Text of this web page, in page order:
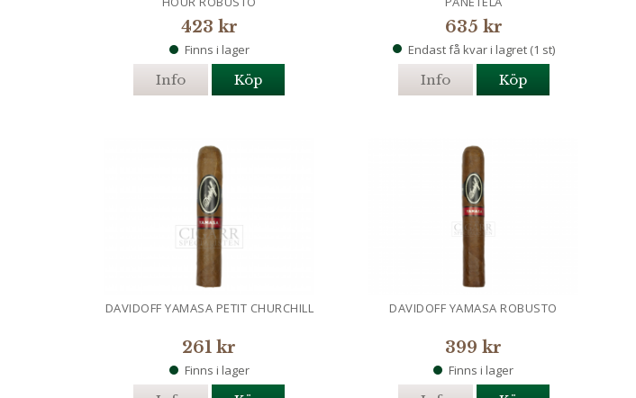
423 kr
Finns i lager
Info Köp
635 kr
Endast få kvar i lagret (1 st)
Info Köp
DAVIDOFF YAMASA PETIT CHURCHILL
261 kr
Finns i lager
DAVIDOFF YAMASA ROBUSTO
399 kr
Finns i lager